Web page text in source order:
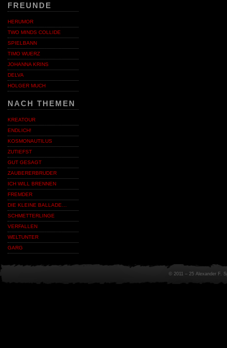
FREUNDE
HERUMOR
TWO MINDS COLLIDE
SPIELBANN
TIMO WUERZ
JOHANNA KRINS
DELVA
HOLGER MUCH
NACH THEMEN
KREATOUR
ENDLICH!
KOSMONAUTILUS
ZUTIEFST
GUT GESAGT
ZAUBERERBRUDER
ICH WILL BRENNEN
FREMDER
DIE KLEINE BALLADE…
SCHMETTERLINGE
VERFALLEN
WELTUNTER
GARG
© 2011 – 25 Alexander F.